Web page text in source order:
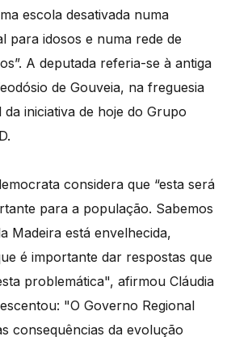
escola desativada numa
para idosos e numa rede de
A deputada referia-se à antiga
de Gouveia, na freguesia
iniciativa de hoje do Grupo
considera que “esta será
para a população. Sabemos
Madeira está envelhecida,
é importante dar respostas que
problemática", afirmou Cláudia
"O Governo Regional
consequências da evolução